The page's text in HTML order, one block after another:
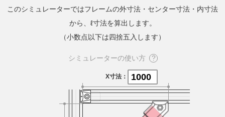
このシミュレーターではフレームの外寸法・センター寸法・内寸法
から、ℓ寸法を算出します。
（小数点以下は四捨五入します）
シミュレーターの使い方
X寸法：